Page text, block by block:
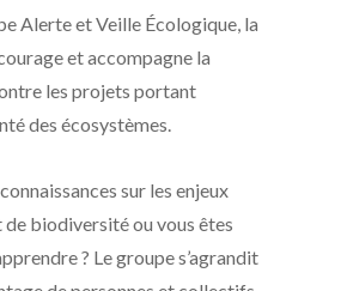
Alerte et Veille Écologique, la
et accompagne la
les projets portant
des écosystèmes.
sur les enjeux
de biodiversité ou vous êtes
? Le groupe s’agrandit